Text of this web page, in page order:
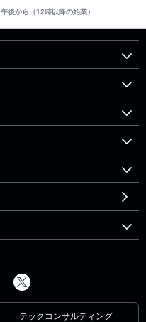
午後から（12時以降の始業）
テックコンサルティング